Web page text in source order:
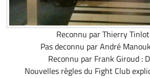
Reconnu par Thierry
Pas deconnu par André
Reconnu par Frank Giroud :
Nouvelles règles du Fight Club